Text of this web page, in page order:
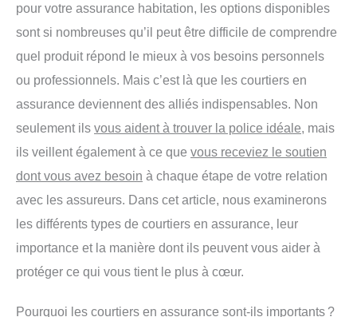
pour votre assurance habitation, les options disponibles
sont si nombreuses qu’il peut être difficile de comprendre
quel produit répond le mieux à vos besoins personnels
ou professionnels. Mais c’est là que les courtiers en
assurance deviennent des alliés indispensables. Non
seulement ils vous aident à trouver la police idéale, mais
ils veillent également à ce que vous receviez le soutien
dont vous avez besoin à chaque étape de votre relation
avec les assureurs. Dans cet article, nous examinerons
les différents types de courtiers en assurance, leur
importance et la manière dont ils peuvent vous aider à
protéger ce qui vous tient le plus à cœur.
Pourquoi les courtiers en assurance sont-ils importants ?